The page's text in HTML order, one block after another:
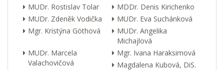
MUDr. Rostislav Tolar
MDDr. Denis Kirichenko
MUDr. Zdeněk Vodička
MUDr. Eva Suchánková
Mgr. Kristýna Göthová
MUDr. Angelika
Michajlová
MUDr. Marcela
Valachovičová
Mgr. Ivana Haraksimová
Magdalena Kubová, DiS.